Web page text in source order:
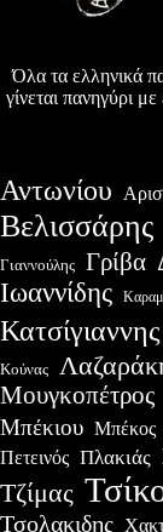
Όλα τα ελληνικά
γίνεται πανηγύρι
Αντωνίου
Βελισσάρης
Γιαννούλης Γρίβα
Ιωαννίδης
Κατσίγιαννης
Κούνας
Μουγκοπέτρος
Μπέκιου Μπέκος
Πετεινός Πλακιάς
Τζίμας
Τσολακιδης